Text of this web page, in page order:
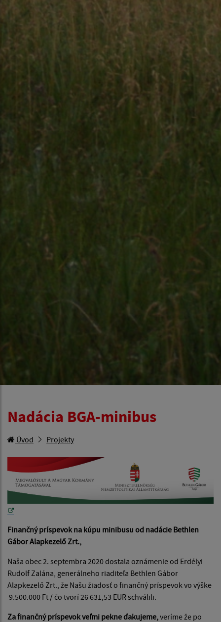
Nadácia BGA-minibus
Úvod Projekty
Finančný príspevok na kúpu minibusu od nadácie Bethlen
Gábor Alapkezelő Zrt.,
Naša obec 2. septembra 2020 dostala oznámenie od Erdélyi
Rudolf Zalána, generálneho riaditeľa Bethlen Gábor
Alapkezelő Zrt., že Našu žiadosť o finančný príspevok vo výške
9.500.000 Ft / čo tvorí 26 631,53 EUR schválili.
Za finančný príspevok veľmi pekne ďakujeme,veríme že po